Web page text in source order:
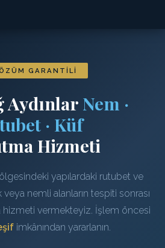
GARANTILI
Aydınlar Nem ·
· Küf
Hizmeti
yapılardaki rutubet ve
nemli alanların tespiti sonrası
vermekteyiz. İşlem öncesi
imkânından yararlanın.